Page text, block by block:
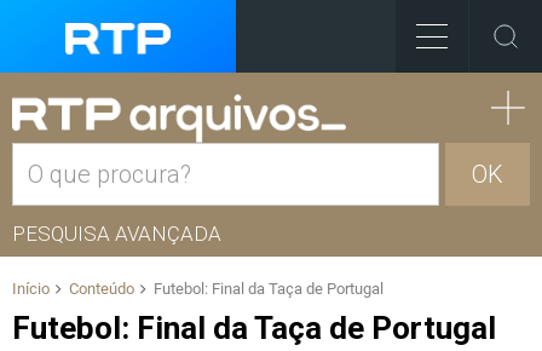
OK
PESQUISA AVANÇADA
Início Conteúdo Futebol: Final da Taça de Portugal
Futebol: Final da Taça de Portugal